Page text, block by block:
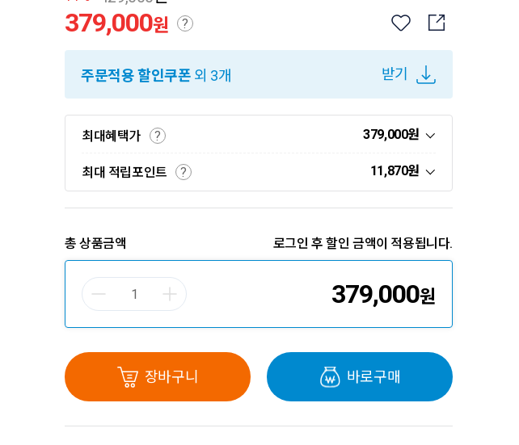
379,000원 ?
주문적용 할인쿠폰 외 3개 받기
최대혜택가 ? 379,000원
최대 적립포인트 ? 11,870원
총 상품금액 로그인 후 할인 금액이 적용됩니다.
379,000원
장바구니 바로구매